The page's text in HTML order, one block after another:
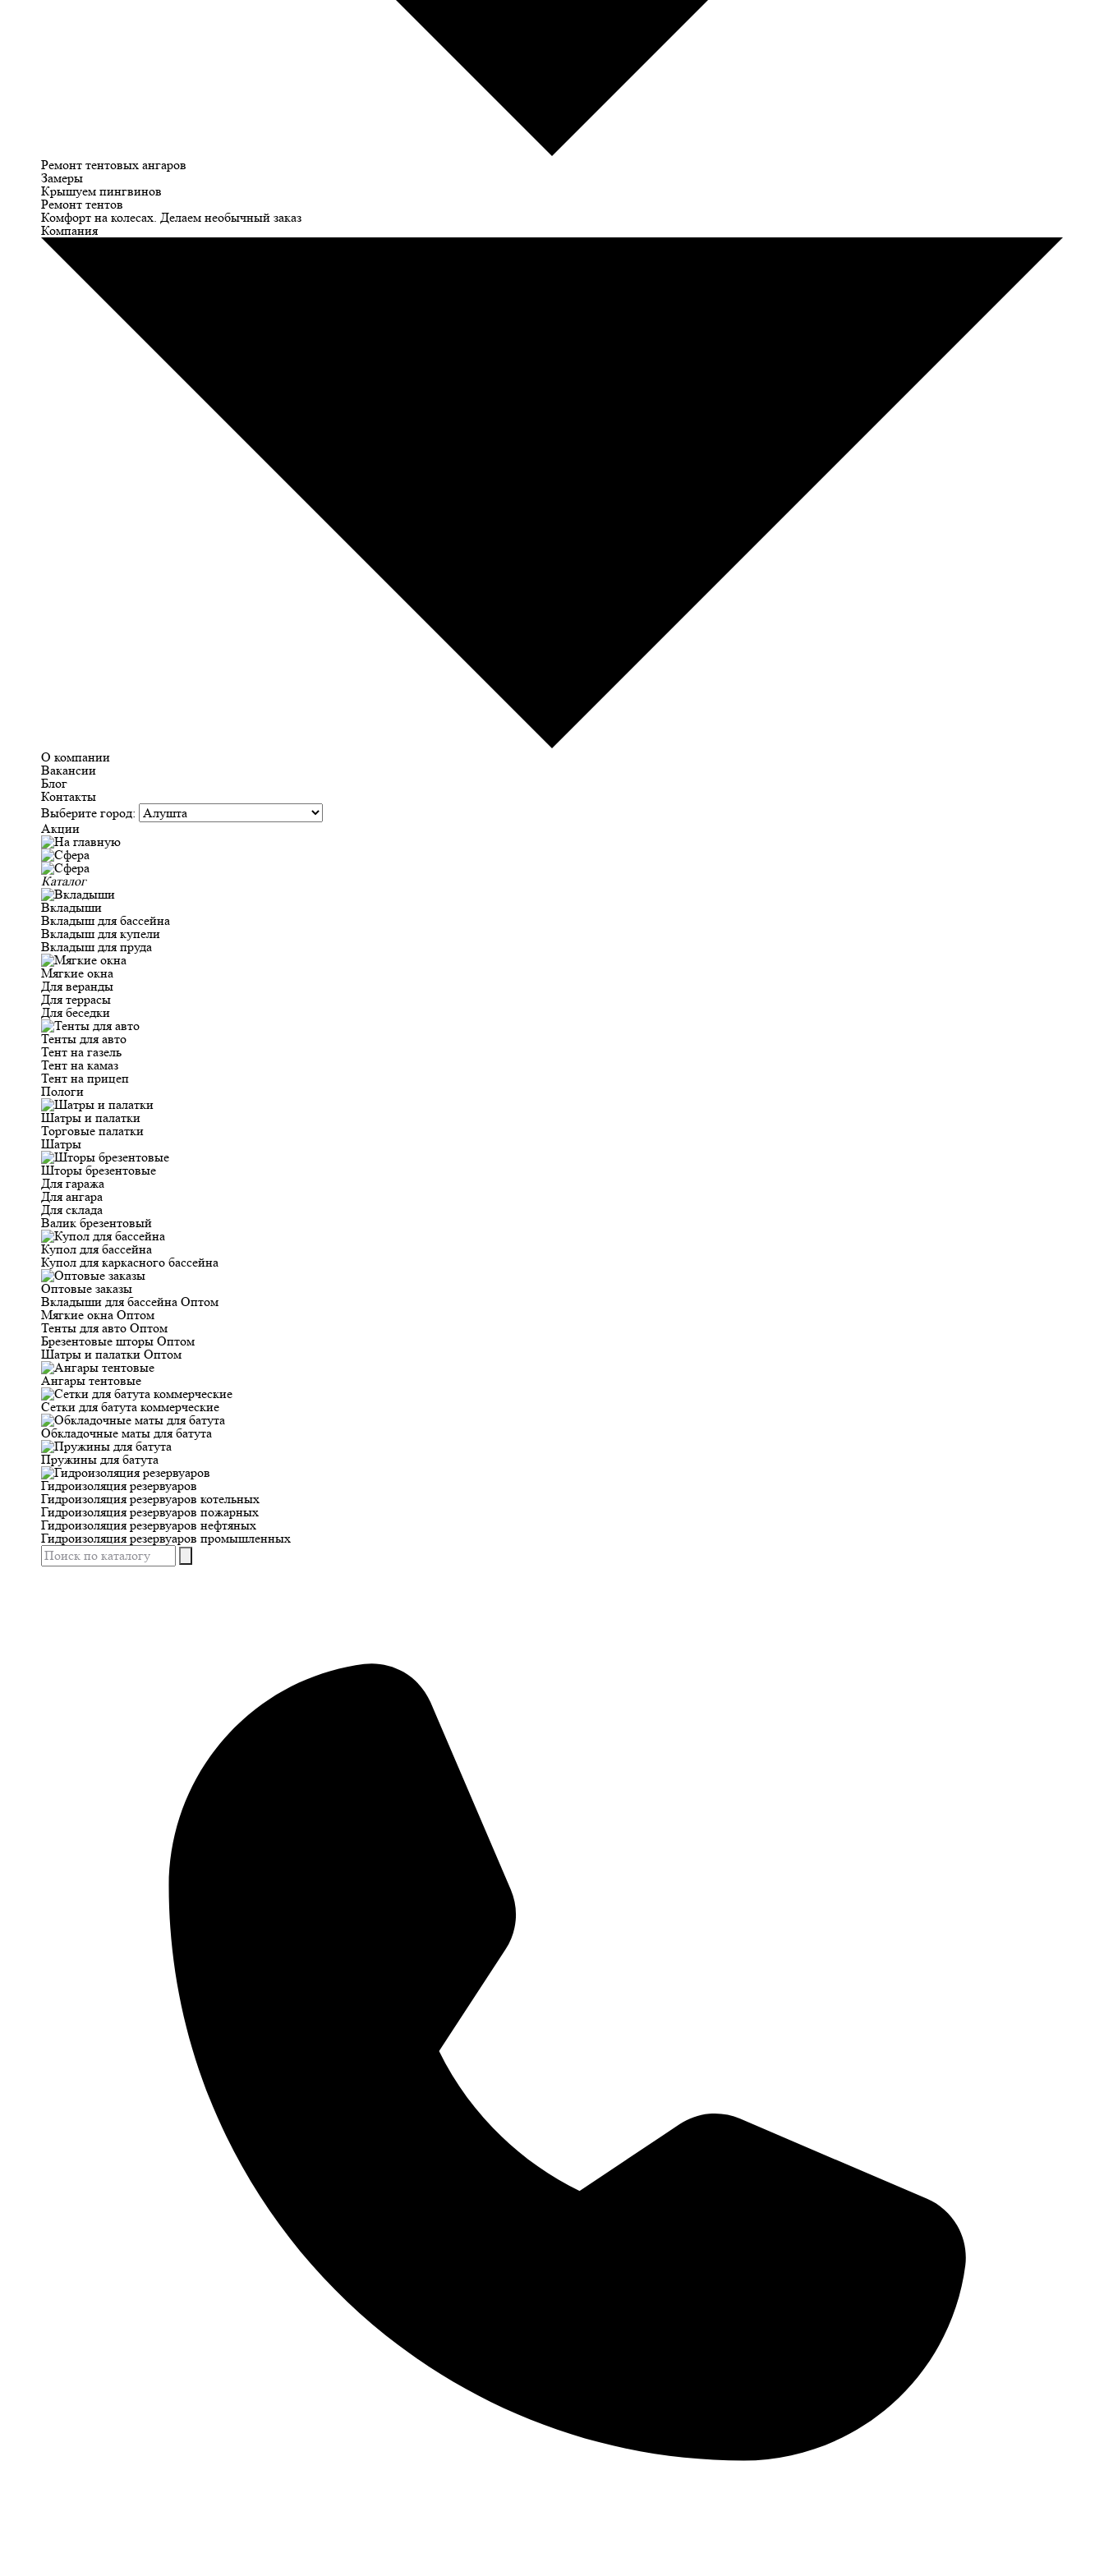
Ремонт тентовых ангаров
Замеры
Крышуем пингвинов
Ремонт тентов
Комфорт на колесах. Делаем необычный заказ
Компания
О компании
Вакансии
Блог
Контакты
Выберите город:
Акции
Каталог
Вкладыши
Вкладыш для бассейна
Вкладыш для купели
Вкладыш для пруда
Мягкие окна
Для веранды
Для террасы
Для беседки
Тенты для авто
Тент на газель
Тент на камаз
Тент на прицеп
Пологи
Шатры и палатки
Торговые палатки
Шатры
Шторы брезентовые
Для гаража
Для ангара
Для склада
Валик брезентовый
Купол для бассейна
Купол для каркасного бассейна
Оптовые заказы
Вкладыши для бассейна Оптом
Мягкие окна Оптом
Тенты для авто Оптом
Брезентовые шторы Оптом
Шатры и палатки Оптом
Ангары тентовые
Сетки для батута коммерческие
Обкладочные маты для батута
Пружины для батута
Гидроизоляция резервуаров
Гидроизоляция резервуаров котельных
Гидроизоляция резервуаров пожарных
Гидроизоляция резервуаров нефтяных
Гидроизоляция резервуаров промышленных